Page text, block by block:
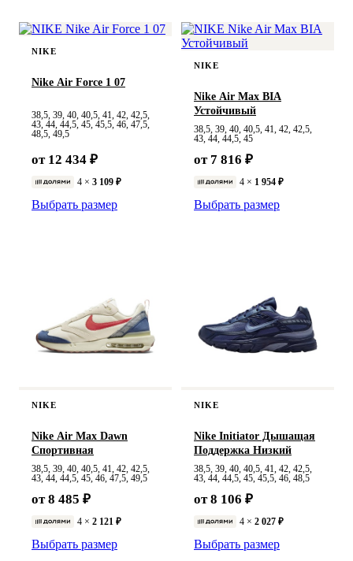
NIKE
Nike Air Force 1 07
38,5, 39, 40, 40,5, 41, 42, 42,5,
43, 44, 44,5, 45, 45,5, 46, 47,5,
48,5, 49,5
от 12 434 ₽
4 × 3 109 ₽
Выбрать размер
NIKE
Nike Air Max BIA
Устойчивый
38,5, 39, 40, 40,5, 41, 42, 42,5,
43, 44, 44,5, 45
от 7 816 ₽
4 × 1 954 ₽
Выбрать размер
NIKE
Nike Air Max Dawn
Спортивная
38,5, 39, 40, 40,5, 41, 42, 42,5,
43, 44, 44,5, 45, 46, 47,5, 49,5
от 8 485 ₽
4 × 2 121 ₽
Выбрать размер
NIKE
Nike Initiator Дышащая
Поддержка Низкий
38,5, 39, 40, 40,5, 41, 42, 42,5,
43, 44, 44,5, 45, 45,5, 46, 48,5
от 8 106 ₽
4 × 2 027 ₽
Выбрать размер